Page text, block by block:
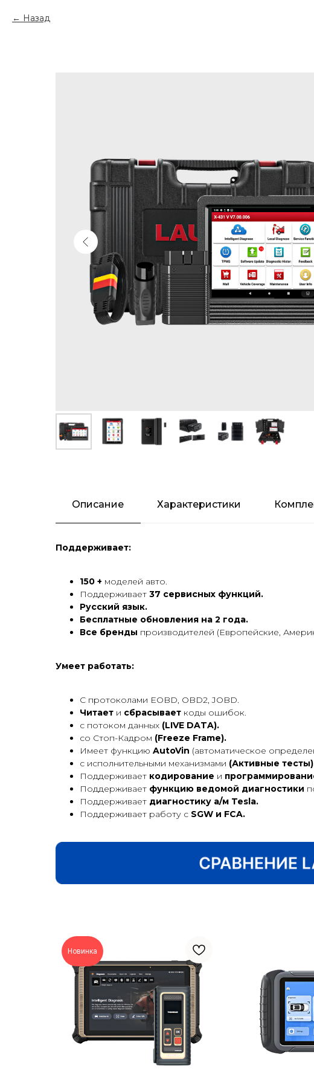
Назад
Описание Характеристики
Поддерживает:
150 + моделей авто.
Поддерживает 37 сервисных функций.
Русский язык.
Бесплатные обновления на 2 года.
Все бренды производителей (Европейские,
Умеет работать:
С протоколами EOBD, OBD2, JOBD.
Читает и сбрасывает коды ошибок.
с потоком данных (LIVE DATA).
со Стоп-Кадром (Freeze Frame).
Имеет функцию AutoVin (автоматическое
с исполнительными механизмами (Активные
Поддерживает кодирование и
Поддерживает функцию ведомой диагностики
Поддерживает диагностику а/м Tesla.
Поддерживает работу с SGW и FCA.
Новинка